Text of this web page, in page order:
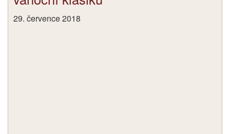
29. července 2018